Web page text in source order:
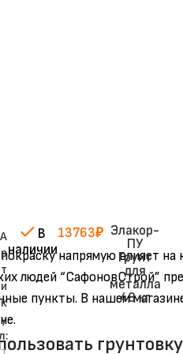
А
р
т
и
к
у
л:
В
наличии
13763₽ Элакор-
ПУ
Грунт
для
металла
48 кг
напрямую влияет
людей “СафоновСтрой”
пункты. В нашем